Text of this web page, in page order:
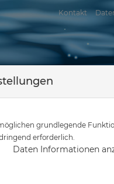
Kontakt
grundlegende
erforderlich.
Daten Informationen